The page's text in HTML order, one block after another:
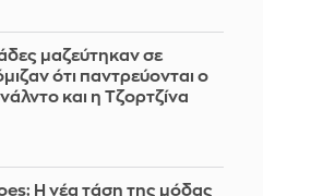
μαζεύτηκαν σε
ότι παντρεύονται ο
και η Τζορτζίνα
Η νέα τάση της μόδας